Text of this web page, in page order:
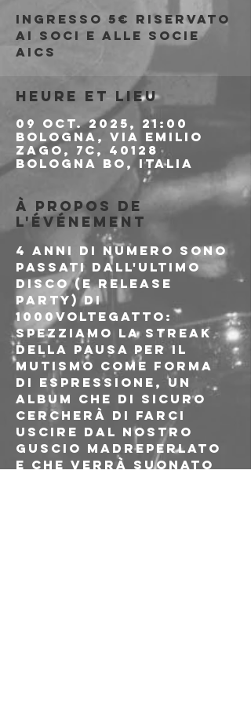
Ingresso 5€ riservato
ai soci e alle socie
AICS
Heure et lieu
09 oct. 2025, 21:00
Bologna, Via Emilio
Zago, 7c, 40128
Bologna BO, Italia
À propos de
l'événement
4 anni di numero sono
passati dall'ultimo
disco (e release
party) di
1000voltegatto:
spezziamo la streak
della pausa per IL
MUTISMO COME FORMA
DI ESPRESSIONE, un
album che di sicuro
cercherà di farci
uscire dal nostro
guscio madreperlato
e che verrà suonato